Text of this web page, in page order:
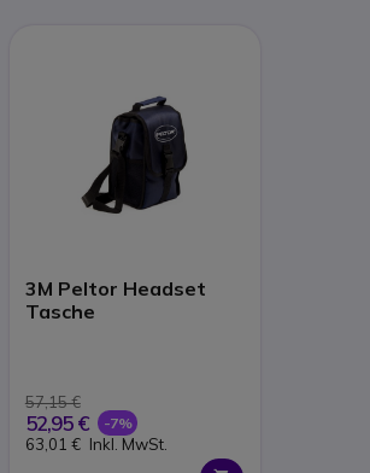
3M Peltor Headset
Tasche
57,15 €
52,95 € -7%
63,01 € Inkl. MwSt.